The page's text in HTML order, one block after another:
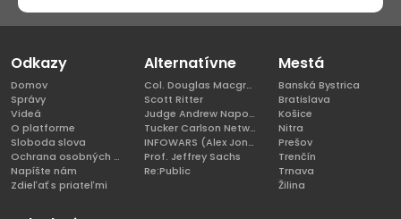
Odkazy
Domov
Správy
Videá
O platforme
Sloboda slova
Ochrana osobných údajov
Napíšte nám
Zdieľať s priateľmi
Alternatívne
Col. Douglas Macgregor, Ph.D
Scott Ritter
Judge Andrew Napolitano
Tucker Carlson Network
INFOWARS (Alex Jones)
Prof. Jeffrey Sachs
Re:Public
Mestá
Banská Bystrica
Bratislava
Košice
Nitra
Prešov
Trenčín
Trnava
Žilina